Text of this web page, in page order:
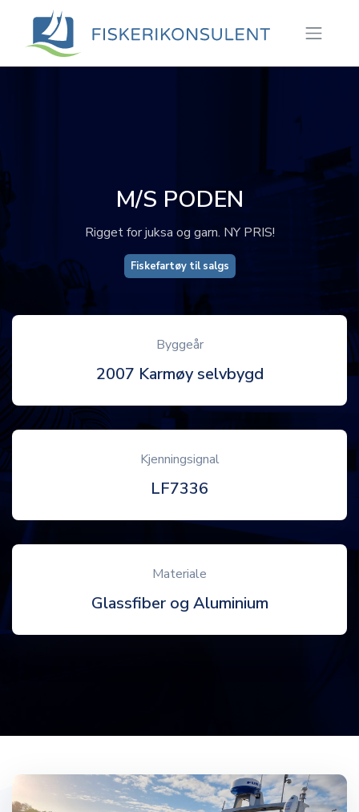
M/S PODEN
Rigget for juksa og garn. NY PRIS!
Fiskefartøy til salgs
Byggeår
2007 Karmøy selvbygd
Kjenningsignal
LF7336
Materiale
Glassfiber og Aluminium